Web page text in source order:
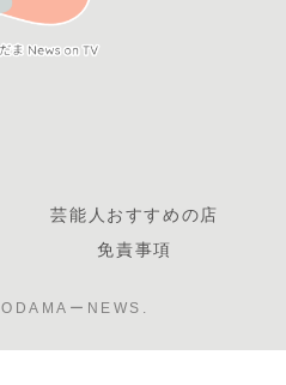
芸能人おすすめの店
免責事項
ーNEWS.